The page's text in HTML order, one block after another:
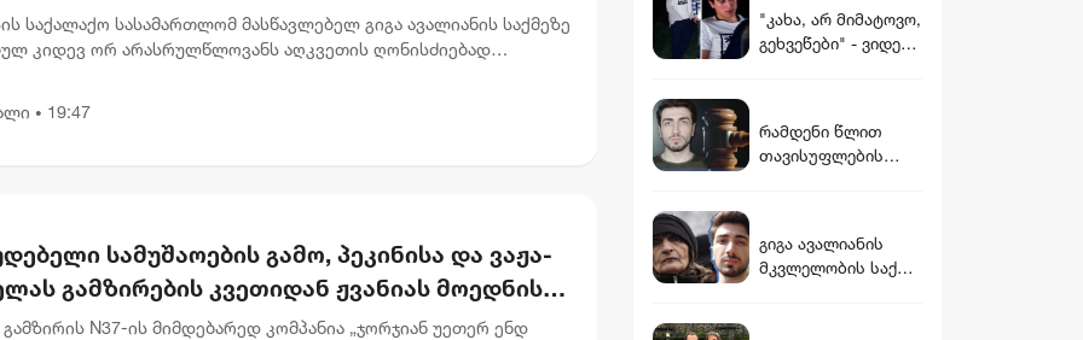
დედის განცხადება
საქალაქო სასამართლომ მასწავლებელ გიგა ავალიანის საქმეზე
კიდევ ორ არასრულწლოვანს აღკვეთის ღონისძიებად
• 19:47
სამუშაოების გამო, პეკინისა და ვაჟა-
გამზირების კვეთიდან ჟვანიას მოედნის
მოძრაობა დროებით შეიზღუდება
გამზირის N37-ის მიმდებარედ კომპანია „ჯორჯიან უეთერ ენდ
"კახა, არ მიმატოვო,
გეხვეწები" - ვიდეო,
დაკარგული ბიჭის
ხმა ისმის
რამდენი წლით
თავისუფლების
საქმეზე
არასრულწლოვნები
გიგა ავალიანის
მკვლელობის საქმე: